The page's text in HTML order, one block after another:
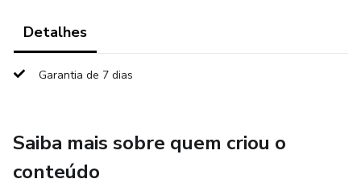
Narrativas, Direito à memória, Patrimônio Histórico
Ambiente, Movimento Negro, Imigração, Orgulho
Saúde Mental.
Detalhes
Garantia de 7 dias
Saiba mais sobre quem criou o
conteúdo